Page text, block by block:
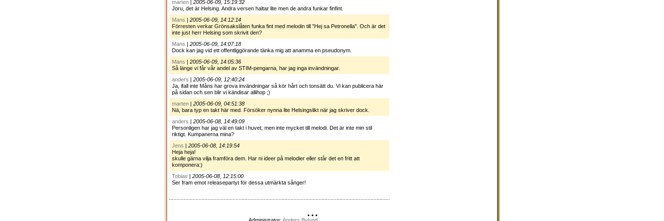
marten | 2005-06-09, 15:19:32
Joru, det är Helsing. Andra versen haltar lite men de andra funkar finfint.
Mans | 2005-06-09, 14:12:14
Förresten verkar Grönsakslåten funka fint med melodin till "Hej sa Petronella". Och är det
inte just herr Helsing som skrivit den?
Mans | 2005-06-09, 14:07:18
Dock kan jag vid ett offentliggörande tänka mig att anamma en pseudonym.
Mans | 2005-06-09, 14:05:36
Så länge vi får vår andel av STIM-pengarna, har jag inga invändningar.
anders | 2005-06-09, 12:40:24
Ja, ifall inte Måns har grova invändningar så kör hårt och tonsätt du. Vi kan publicera här
på sidan och sen blir vi kändisar allihop ;)
marten | 2005-06-09, 04:51:38
Nä, bara typ en takt här med. Försöker nynna lite Helsingslikt när jag skriver dock.
anders | 2005-06-08, 14:49:09
Personligen har jag väl en takt i huvet, men inte mycket till melodi. Det är inte min stil
riktigt. Kumpanerna mina?
Jens | 2005-06-08, 14:19:54
Heja heja!
skulle gärna vilja framföra dem. Har ni ideer på melodier eller står det en fritt att
komponera:)
Tobias | 2005-06-08, 12:15:00
Ser fram emot releasepartyt för dessa utmärkta sånger!